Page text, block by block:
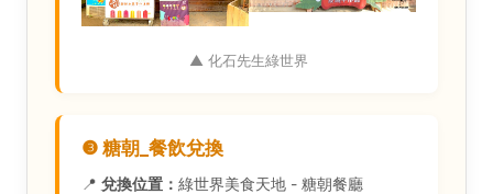
▲ 化石先生綠世界
❸ 糖朝_餐飲兌換
📍 兌換位置： 綠世界美食天地 - 糖朝餐廳